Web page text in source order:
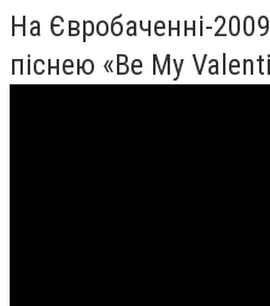
На Євробаченні-2009
піснею «Be My